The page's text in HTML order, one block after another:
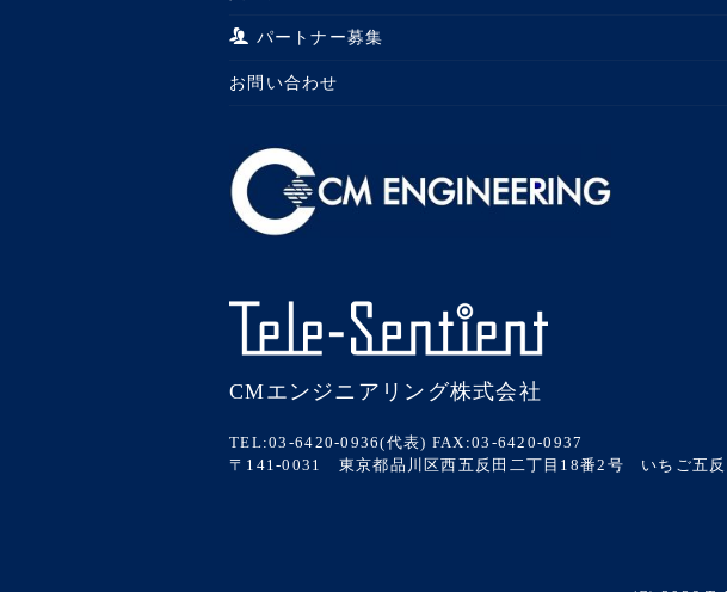
パートナー募集
お問い合わせ
CMエンジニアリング株式会社
TEL:03-6420-0936(代表) FAX:03-6420-0937
〒141-0031 東京都品川区西五反田二丁目18番2号 いちご五反